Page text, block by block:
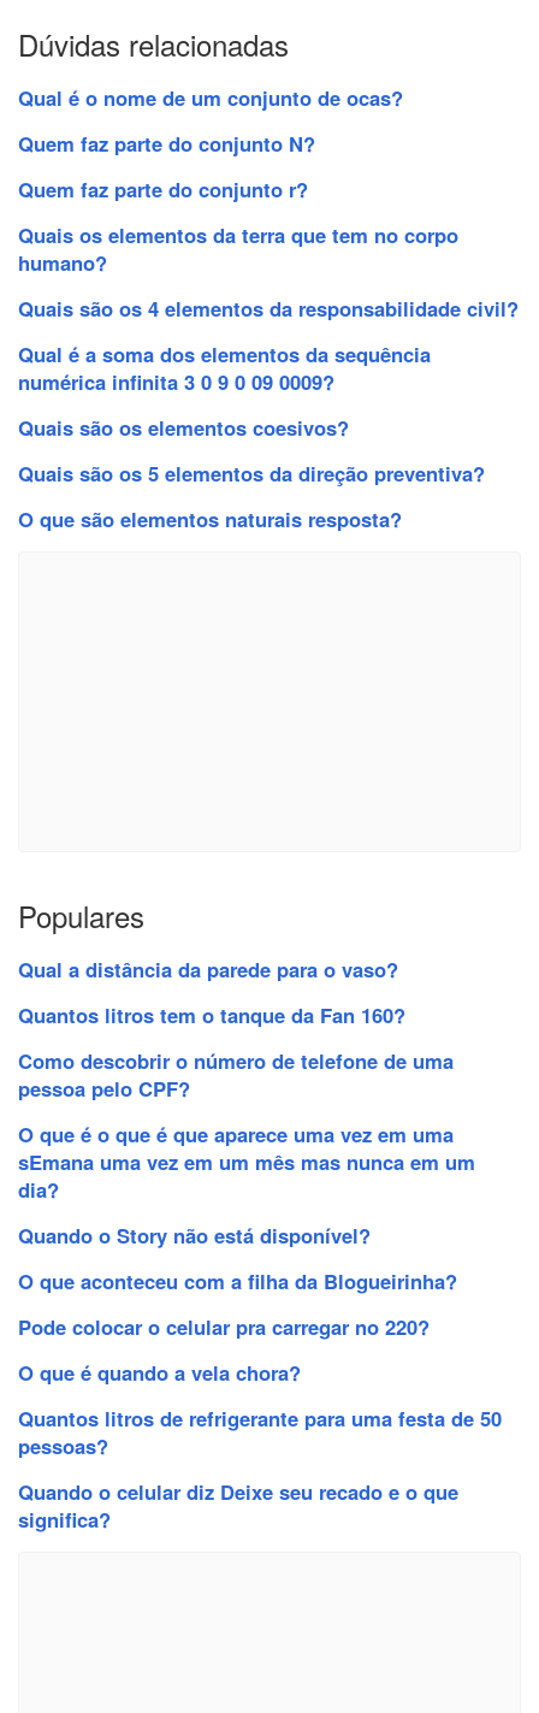
Dúvidas relacionadas
Qual é o nome de um conjunto de ocas?
Quem faz parte do conjunto N?
Quem faz parte do conjunto r?
Quais os elementos da terra que tem no corpo
humano?
Quais são os 4 elementos da responsabilidade civil?
Qual é a soma dos elementos da sequência
numérica infinita 3 0 9 0 09 0009?
Quais são os elementos coesivos?
Quais são os 5 elementos da direção preventiva?
O que são elementos naturais resposta?
Populares
Qual a distância da parede para o vaso?
Quantos litros tem o tanque da Fan 160?
Como descobrir o número de telefone de uma
pessoa pelo CPF?
O que é o que é que aparece uma vez em uma
sEmana uma vez em um mês mas nunca em um
dia?
Quando o Story não está disponível?
O que aconteceu com a filha da Blogueirinha?
Pode colocar o celular pra carregar no 220?
O que é quando a vela chora?
Quantos litros de refrigerante para uma festa de 50
pessoas?
Quando o celular diz Deixe seu recado e o que
significa?